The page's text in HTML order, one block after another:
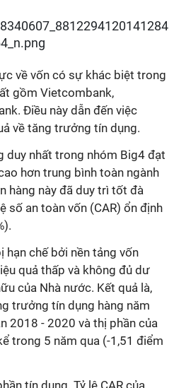
về vốn có sự khác biệt trong
gồm Vietcombank,
Điều này dẫn đến việc
về tăng trưởng tín dụng.
duy nhất trong nhóm Big4 đạt
hơn trung bình toàn ngành
hàng này đã duy trì tốt đà
số an toàn vốn (CAR) ổn định
hạn chế bởi nền tảng vốn
quả thấp và không đủ dư
của Nhà nước. Kết quả là,
trưởng tín dụng hàng năm
2018 - 2020 và thị phần của
trong 5 năm qua (-1,51 điểm
tín dụng. Tỷ lệ CAR của